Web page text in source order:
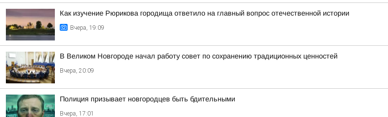
Как изучение Рюрикова городища ответило на главный вопрос отечественной истории
Вчера, 19:09
В Великом Новгороде начал работу совет по сохранению традиционных ценностей
Вчера, 20:09
Полиция призывает новгородцев быть бдительными
Вчера, 17:01